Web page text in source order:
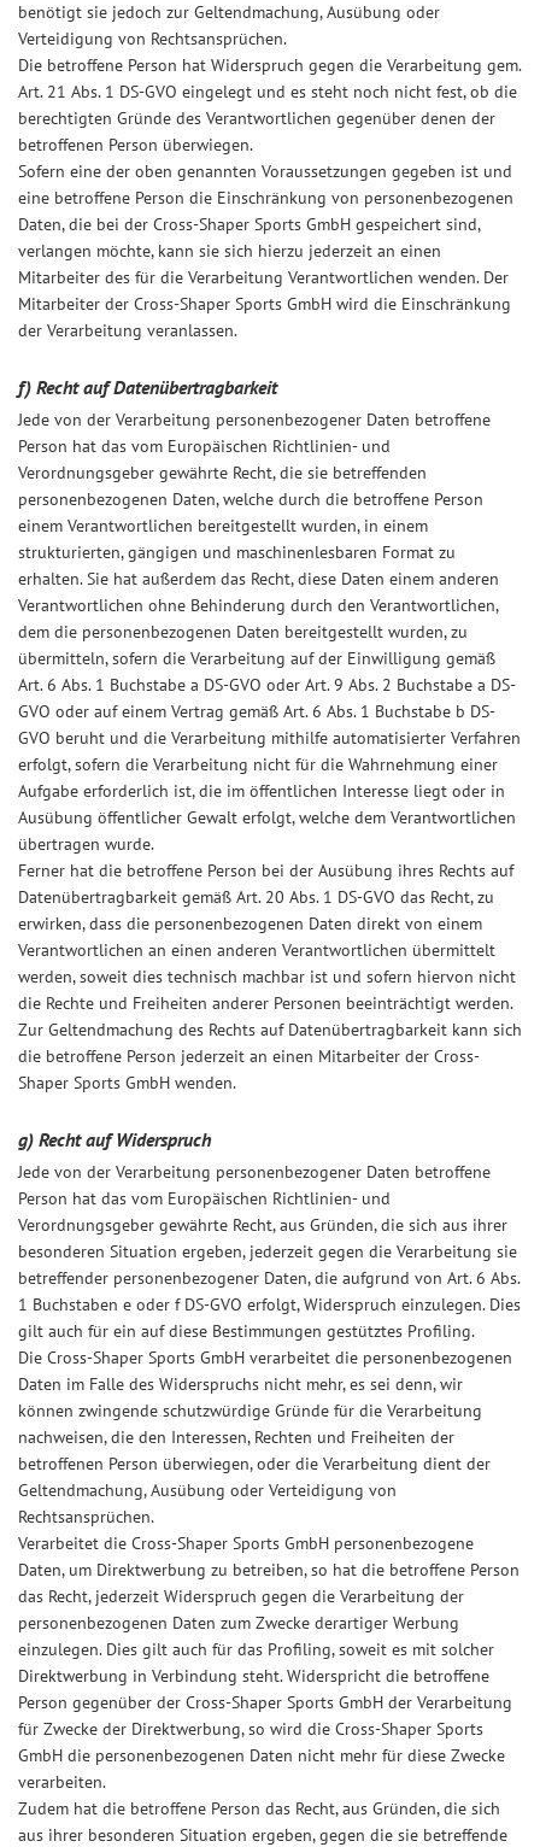
benötigt sie jedoch zur Geltendmachung, Ausübung oder
Verteidigung von Rechtsansprüchen.
Die betroffene Person hat Widerspruch gegen die Verarbeitung gem.
Art. 21 Abs. 1 DS-GVO eingelegt und es steht noch nicht fest, ob die
berechtigten Gründe des Verantwortlichen gegenüber denen der
betroffenen Person überwiegen.
Sofern eine der oben genannten Voraussetzungen gegeben ist und
eine betroffene Person die Einschränkung von personenbezogenen
Daten, die bei der Cross-Shaper Sports GmbH gespeichert sind,
verlangen möchte, kann sie sich hierzu jederzeit an einen
Mitarbeiter des für die Verarbeitung Verantwortlichen wenden. Der
Mitarbeiter der Cross-Shaper Sports GmbH wird die Einschränkung
der Verarbeitung veranlassen.
f) Recht auf Datenübertragbarkeit
Jede von der Verarbeitung personenbezogener Daten betroffene
Person hat das vom Europäischen Richtlinien- und
Verordnungsgeber gewährte Recht, die sie betreffenden
personenbezogenen Daten, welche durch die betroffene Person
einem Verantwortlichen bereitgestellt wurden, in einem
strukturierten, gängigen und maschinenlesbaren Format zu
erhalten. Sie hat außerdem das Recht, diese Daten einem anderen
Verantwortlichen ohne Behinderung durch den Verantwortlichen,
dem die personenbezogenen Daten bereitgestellt wurden, zu
übermitteln, sofern die Verarbeitung auf der Einwilligung gemäß
Art. 6 Abs. 1 Buchstabe a DS-GVO oder Art. 9 Abs. 2 Buchstabe a DS-
GVO oder auf einem Vertrag gemäß Art. 6 Abs. 1 Buchstabe b DS-
GVO beruht und die Verarbeitung mithilfe automatisierter Verfahren
erfolgt, sofern die Verarbeitung nicht für die Wahrnehmung einer
Aufgabe erforderlich ist, die im öffentlichen Interesse liegt oder in
Ausübung öffentlicher Gewalt erfolgt, welche dem Verantwortlichen
übertragen wurde.
Ferner hat die betroffene Person bei der Ausübung ihres Rechts auf
Datenübertragbarkeit gemäß Art. 20 Abs. 1 DS-GVO das Recht, zu
erwirken, dass die personenbezogenen Daten direkt von einem
Verantwortlichen an einen anderen Verantwortlichen übermittelt
werden, soweit dies technisch machbar ist und sofern hiervon nicht
die Rechte und Freiheiten anderer Personen beeinträchtigt werden.
Zur Geltendmachung des Rechts auf Datenübertragbarkeit kann sich
die betroffene Person jederzeit an einen Mitarbeiter der Cross-
Shaper Sports GmbH wenden.
g) Recht auf Widerspruch
Jede von der Verarbeitung personenbezogener Daten betroffene
Person hat das vom Europäischen Richtlinien- und
Verordnungsgeber gewährte Recht, aus Gründen, die sich aus ihrer
besonderen Situation ergeben, jederzeit gegen die Verarbeitung sie
betreffender personenbezogener Daten, die aufgrund von Art. 6 Abs.
1 Buchstaben e oder f DS-GVO erfolgt, Widerspruch einzulegen. Dies
gilt auch für ein auf diese Bestimmungen gestütztes Profiling.
Die Cross-Shaper Sports GmbH verarbeitet die personenbezogenen
Daten im Falle des Widerspruchs nicht mehr, es sei denn, wir
können zwingende schutzwürdige Gründe für die Verarbeitung
nachweisen, die den Interessen, Rechten und Freiheiten der
betroffenen Person überwiegen, oder die Verarbeitung dient der
Geltendmachung, Ausübung oder Verteidigung von
Rechtsansprüchen.
Verarbeitet die Cross-Shaper Sports GmbH personenbezogene
Daten, um Direktwerbung zu betreiben, so hat die betroffene Person
das Recht, jederzeit Widerspruch gegen die Verarbeitung der
personenbezogenen Daten zum Zwecke derartiger Werbung
einzulegen. Dies gilt auch für das Profiling, soweit es mit solcher
Direktwerbung in Verbindung steht. Widerspricht die betroffene
Person gegenüber der Cross-Shaper Sports GmbH der Verarbeitung
für Zwecke der Direktwerbung, so wird die Cross-Shaper Sports
GmbH die personenbezogenen Daten nicht mehr für diese Zwecke
verarbeiten.
Zudem hat die betroffene Person das Recht, aus Gründen, die sich
aus ihrer besonderen Situation ergeben, gegen die sie betreffende